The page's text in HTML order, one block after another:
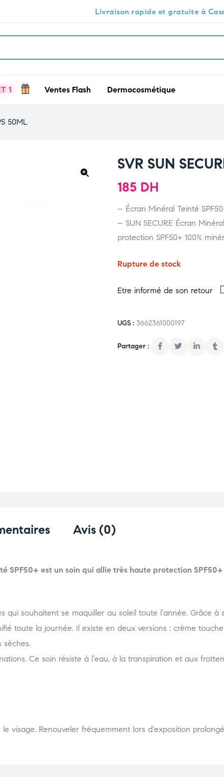
Livraison rapide et gratuite à Casablanca 🕒🚚
1 Ventes Flash Dermocosmétique
50ML
SVR SUN
185 DH
– Écran Minéral Teinté
– SUN SECURE Écran
protection SPF50+ 100%
Rupture de stock
Etre informé de son retour
UGS : 3662361000197
Avis (0)
SPF50+ est un soin qui allie très haute protection
qui souhaitent se maquiller au soleil toute l’année. Grâce à
toute la journée. Il existe en deux versions : crème
sèches.
Ce soin résiste à l’eau, à la transpiration et aux
visage. Renouveler fréquemment lors d’exposition